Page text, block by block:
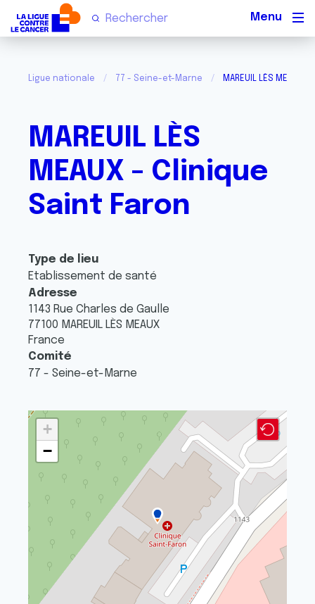
Ligue nationale 77 - Seine-et-Marne MAREUIL LÈS
MAREUIL LÈS
MEAUX - Clinique
Saint Faron
Type de lieu
Etablissement de santé
Adresse
1143 Rue Charles de Gaulle
77100 MAREUIL LÈS MEAUX
France
Comité
77 - Seine-et-Marne
+
−